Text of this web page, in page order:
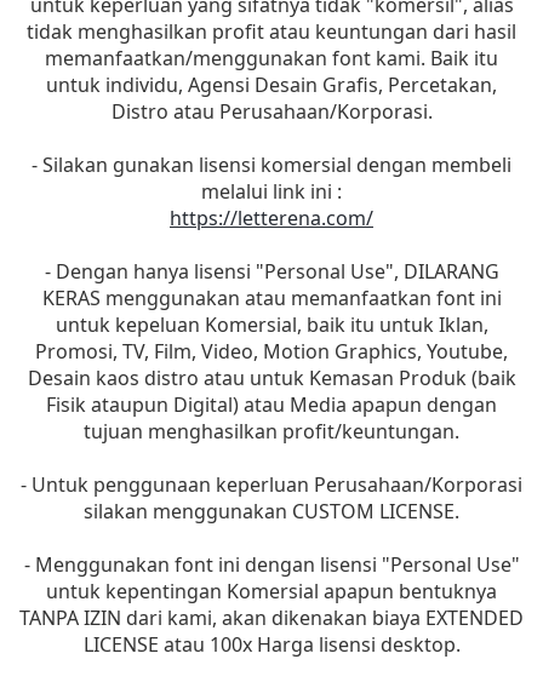
untuk keperluan yang sifatnya tidak "komersil", alias
tidak menghasilkan profit atau keuntungan dari hasil
memanfaatkan/menggunakan font kami. Baik itu
untuk individu, Agensi Desain Grafis, Percetakan,
Distro atau Perusahaan/Korporasi.
- Silakan gunakan lisensi komersial dengan membeli
melalui link ini :
https://letterena.com/
- Dengan hanya lisensi "Personal Use", DILARANG
KERAS menggunakan atau memanfaatkan font ini
untuk kepeluan Komersial, baik itu untuk Iklan,
Promosi, TV, Film, Video, Motion Graphics, Youtube,
Desain kaos distro atau untuk Kemasan Produk (baik
Fisik ataupun Digital) atau Media apapun dengan
tujuan menghasilkan profit/keuntungan.
- Untuk penggunaan keperluan Perusahaan/Korporasi
silakan menggunakan CUSTOM LICENSE.
- Menggunakan font ini dengan lisensi "Personal Use"
untuk kepentingan Komersial apapun bentuknya
TANPA IZIN dari kami, akan dikenakan biaya EXTENDED
LICENSE atau 100x Harga lisensi desktop.